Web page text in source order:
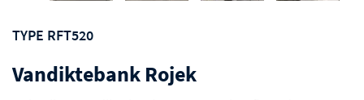
TYPE RFT520
Vandiktebank Rojek